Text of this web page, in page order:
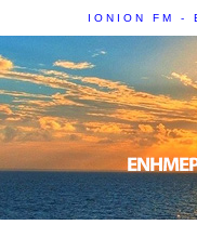
IONION FM -